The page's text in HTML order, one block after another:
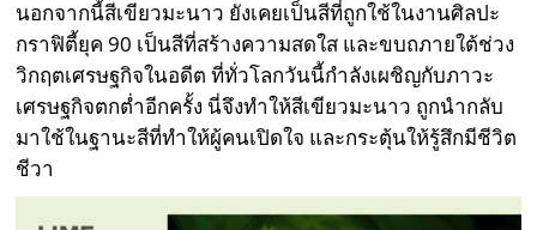
นอกจากนี้สีเขียวมะนาว ยังเคยเป็นสีที่ถูกใช้ในงานศิลปะ
กราฟิตี้ยุค 90 เป็นสีที่สร้างความสดใส และขบถภายใต้ช่วง
วิกฤตเศรษฐกิจในอดีต ที่ทั่วโลกวันนี้กำลังเผชิญกับภาวะ
เศรษฐกิจตกต่ำอีกครั้ง นี่จึงทำให้สีเขียวมะนาว ถูกนำกลับ
มาใช้ในฐานะสีที่ทำให้ผู้คนเปิดใจ และกระตุ้นให้รู้สึกมีชีวิต
ชีวา